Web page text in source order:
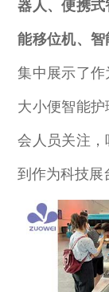
器人 、便携
能移位机、
集中展示了
大小便智能
会人员关注
到作为科技展